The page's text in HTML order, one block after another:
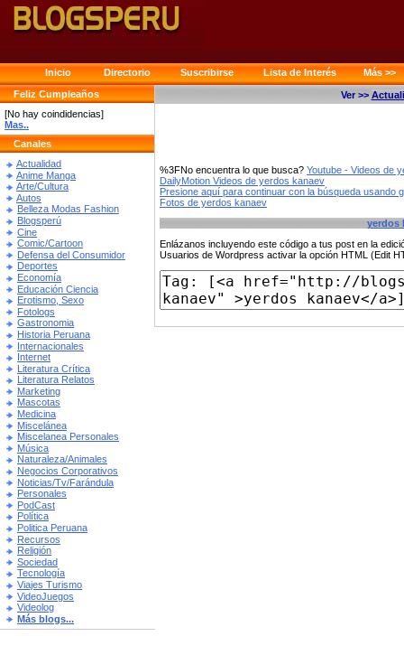
Inicio Directorio Suscribirse Lista de Interés
Más >>
Feliz Cumpleaños
[No hay coindidencias]
Mas..
Canales
Actualidad
Anime Manga
Arte/Cultura
Autos
Belleza Modas Fashion
Blogsperú
Cine
Comic/Cartoon
Defensa del Consumidor
Deportes
Economía
Educación Ciencia
Erotismo, Sexo
Fotologs
Gastronomia
Historia Peruana
Internacionales
Internet
Literatura Crítica
Literatura Relatos
Marketing
Mascotas
Medicina
Miscelánea
Miscelanea Personales
Música
Naturaleza/Animales
Negocios Corporativos
Noticias/Tv/Farándula
Personales
PodCast
Política
Politica Peruana
Recursos
Religión
Sociedad
Tecnología
Viajes Turismo
VideoJuegos
Videolog
Más blogs...
Ver >>
%3FNo encuentra lo que busca? Youtube - Videos de
DailyMotion Videos de yerdos kanaev
Presione aquí para continuar con la búsqueda usando
Fotos de yerdos kanaev
yerdos
Enlázanos incluyendo este código a tus post en la
Usuarios de Wordpress activar la opción HTML (Edit